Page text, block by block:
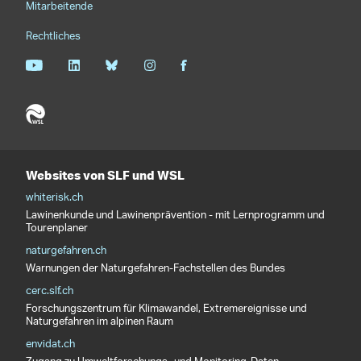
Mitarbeitende
Rechtliches
Websites von SLF und WSL
whiterisk.ch
Lawinenkunde und Lawinenprävention - mit Lernprogramm und
Tourenplaner
naturgefahren.ch
Warnungen der Naturgefahren-Fachstellen des Bundes
cerc.slf.ch
Forschungszentrum für Klimawandel, Extremereignisse und
Naturgefahren im alpinen Raum
envidat.ch